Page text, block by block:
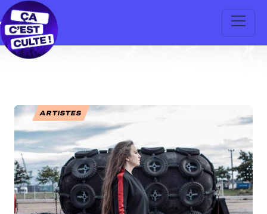
ARTISTES